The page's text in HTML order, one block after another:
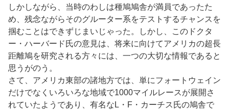
しかしながら、当時のわしは種鳩鳩舎が満員であったた
め、残念ながらそのグルーター系をテストするチャンスを
掴むことはできずじまいじゃった。しかし、このドクタ
ー・ハーバード氏の意見は、将来に向けてアメリカの超長
距離鳩を研究される方々には、一つの大切な情報であると
思うがのう。
さて、アメリカ東部の諸地方では、単にフォートウェイン
だけでなくいろいろな地域で1000マイルレースが展開さ
れていたようであり、有名なL・F・カーチス氏の鳩舎で